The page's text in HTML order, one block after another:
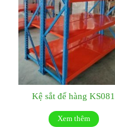
Kệ sắt để hàng KS081
Xem thêm